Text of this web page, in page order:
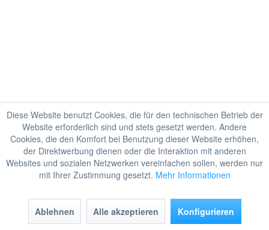
Dunstabzugshauben | 94911110
Diese Website benutzt Cookies, die für den technischen Betrieb der
Website erforderlich sind und stets gesetzt werden. Andere
Cookies, die den Komfort bei Benutzung dieser Website erhöhen,
der Direktwerbung dienen oder die Interaktion mit anderen
Websites und sozialen Netzwerken vereinfachen sollen, werden nur
mit Ihrer Zustimmung gesetzt. Mehr Informationen
Ablehnen Alle akzeptieren Konfigurieren